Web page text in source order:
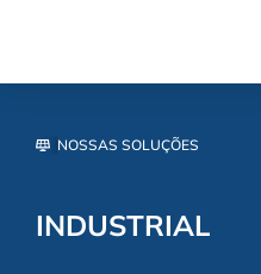
NOSSAS SOLUÇÕES
INDUSTRIAL